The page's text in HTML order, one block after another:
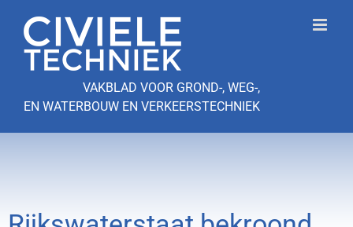
naar
inhoud
VAKBLAD VOOR GROND-, WEG-,
EN WATERBOUW EN VERKEERSTECHNIEK